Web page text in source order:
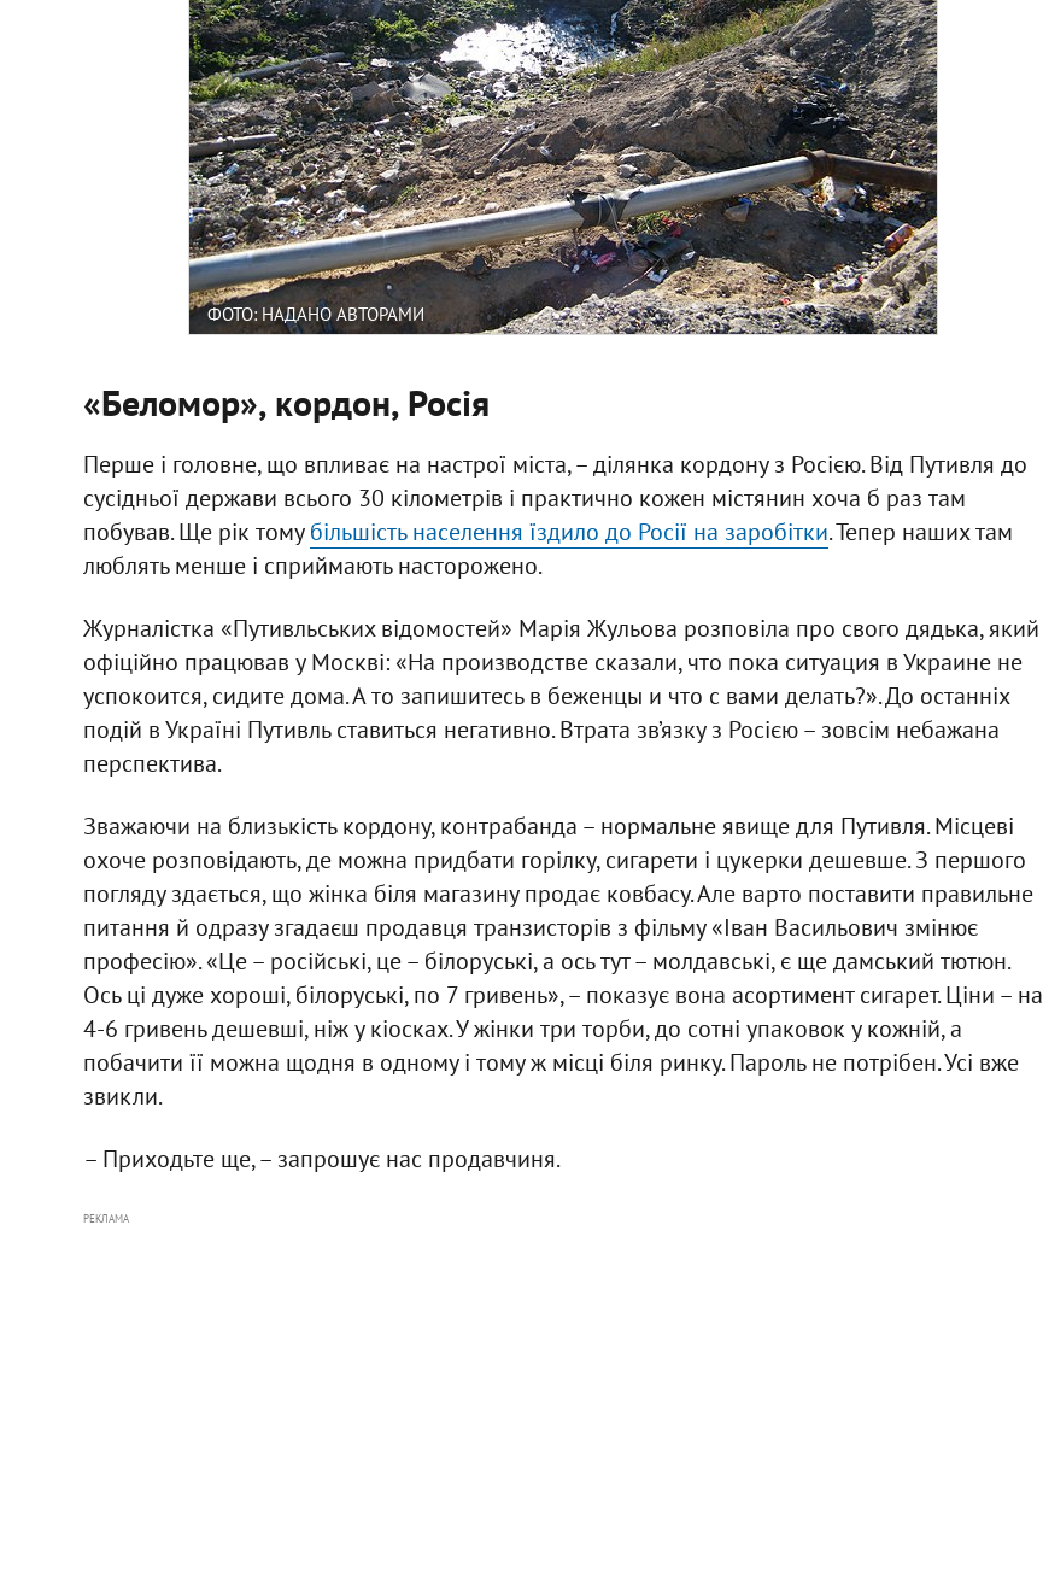
ФОТО: НАДАНО АВТОРАМИ
«Беломор», кордон, Росія
Перше і головне, що впливає на настрої міста, – ділянка кордону з Росією. Від Путивля до
сусідньої держави всього 30 кілометрів і практично кожен містянин хоча б раз там
побував. Ще рік томубільшість населення їздило до Росії на заробітки. Тепер наших там
люблять менше і сприймають насторожено.
Журналістка «Путивльських відомостей» Марія Жульова розповіла про свого дядька, який
офіційно працював у Москві: «На производстве сказали, что пока ситуация в Украине не
успокоится, сидите дома. А то запишитесь в беженцы и что с вами делать?». До останніх
подій в Україні Путивль ставиться негативно. Втрата зв’язку з Росією – зовсім небажана
перспектива.
Зважаючи на близькість кордону, контрабанда – нормальне явище для Путивля. Місцеві
охоче розповідають, де можна придбати горілку, сигарети і цукерки дешевше. З першого
погляду здається, що жінка біля магазину продає ковбасу. Але варто поставити правильне
питання й одразу згадаєш продавця транзисторів з фільму «Іван Васильович змінює
професію». «Це – російські, це – білоруські, а ось тут – молдавські, є ще дамський тютюн.
Ось ці дуже хороші, білоруські, по 7 гривень», – показує вона асортимент сигарет. Ціни – на
4-6 гривень дешевші, ніж у кіосках. У жінки три торби, до сотні упаковок у кожній, а
побачити її можна щодня в одному і тому ж місці біля ринку. Пароль не потрібен. Усі вже
звикли.
– Приходьте ще, – запрошує нас продавчиня.
РЕКЛАМА